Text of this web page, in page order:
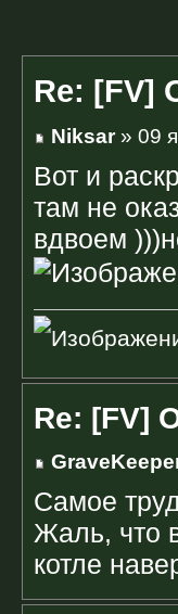
Re: [FV]
Niksar» 09
Вот и
там не
вдвоем
Re: [FV]
Самое
Жаль, что
котле